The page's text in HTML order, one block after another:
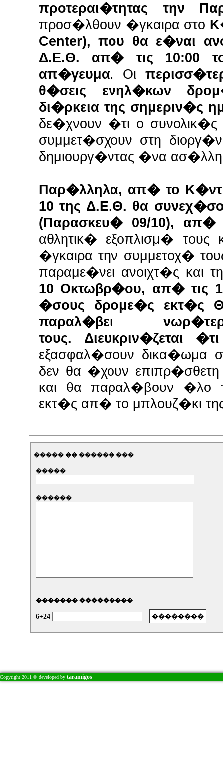
προτεραι�τητας την
προσ�λθουν �γκαιρα στο
Center), που θα ε�ναι
Δ.Ε.Θ. απ� τις 10:00
απ�γευμα. Οι
θ�σεις ενηλ�κων
δι�ρκεια της σημεριν�ς
δε�χνουν �τι ο
συμμετ�σχουν στη
δημιουργ�ντας �να
Παρ�λληλα, απ� το
10 της Δ.Ε.Θ. θα
(Παρασκευ� 09/10), απ�
αθλητικ� εξοπλισμ�
�γκαιρα την συμμετοχ�
παραμε�νει ανοιχτ�ς
10 Οκτωβρ�ου, απ� τις
�σους δρομε�ς εκτ�ς
παραλ�βει
τους. Διευκριν�ζεται
εξασφαλ�σουν δικα�ωμα
δεν θα �χουν
και θα παραλ�βουν �λο
εκτ�ς απ� το μπλουζ�κι
����� �� ������ ���
�����
������
������� ���������
6+24
Copyright 2011 © developed by taramigos